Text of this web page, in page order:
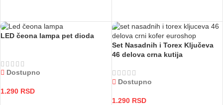
LED čeona lampa pet dioda
Dostupno
1.290 RSD
Set Nasadnih i Torex Ključeva
46 delova crna kutija
Dostupno
1.290 RSD